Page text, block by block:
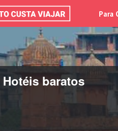
Para
Hotéis baratos